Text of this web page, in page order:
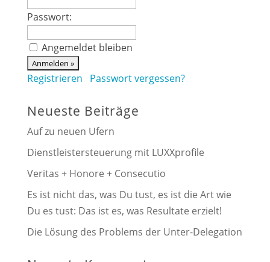
Passwort:
Angemeldet bleiben
Registrieren Passwort vergessen?
Neueste Beiträge
Auf zu neuen Ufern
Dienstleistersteuerung mit LUXXprofile
Veritas + Honore + Consecutio
Es ist nicht das, was Du tust, es ist die Art wie
Du es tust: Das ist es, was Resultate erzielt!
Die Lösung des Problems der Unter-Delegation